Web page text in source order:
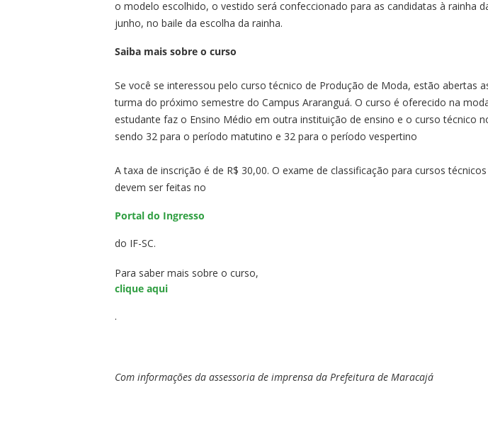
o modelo escolhido, o vestido será confeccionado para as candidatas à rainha
junho, no baile da escolha da rainha.
Saiba mais sobre o curso
Se você se interessou pelo curso técnico de Produção de Moda, estão abertas
turma do próximo semestre do Campus Araranguá. O curso é oferecido na
estudante faz o Ensino Médio em outra instituição de ensino e o curso técnico
sendo 32 para o período matutino e 32 para o período vespertino
A taxa de inscrição é de R$ 30,00. O exame de classificação para cursos
devem ser feitas no
Portal do Ingresso
do IF-SC.
Para saber mais sobre o curso,
clique aqui
.
Com informações da assessoria de imprensa da Prefeitura de Maracajá